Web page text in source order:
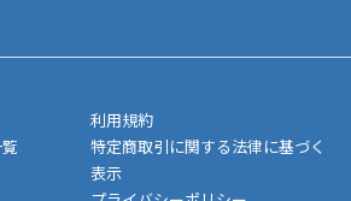
方法が使用できない場合がございま
ます。(離島などの場合、例外もあります)
商品については、その他商品との購入に
います。また発送日についても、通常と
。対象商品の説明ページをご確認くださ
利用規約
特定商取引に関する法律に基づく
表示